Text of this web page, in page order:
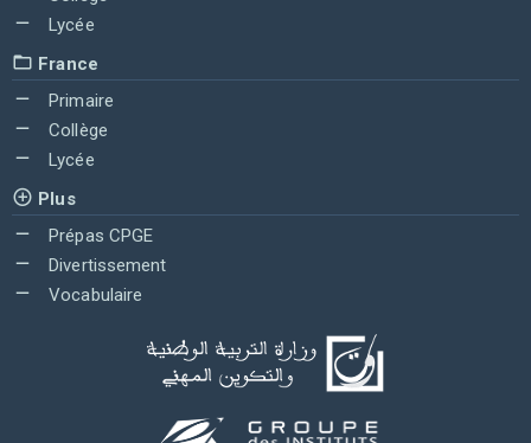
Lycée
France
Primaire
Collège
Lycée
Plus
Prépas CPGE
Divertissement
Vocabulaire